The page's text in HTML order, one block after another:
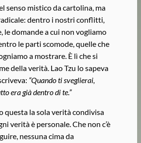
senso mistico da cartolina, ma
dentro i nostri conflitti,
le domande a cui non vogliamo
le parti scomode, quelle che
a mostrare. È lì che si
della verità. Lao Tzu lo sapeva
“Quando ti sveglierai,
era già dentro di te.”
questa la sola verità condivisa
verità è personale. Che non c’è
nessuna cima da